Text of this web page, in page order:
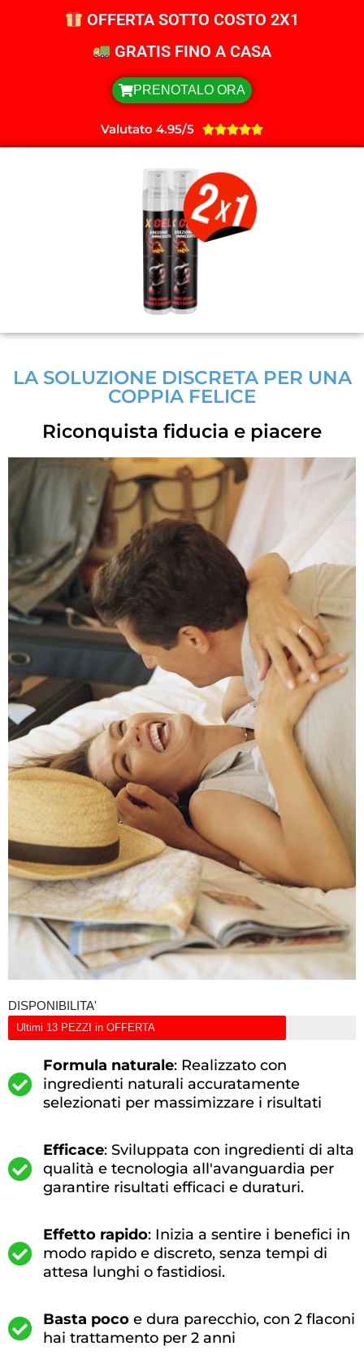
OFFERTA SOTTO COSTO 2X1
GRATIS FINO A CASA
PRENOTALO ORA
Valutato 4.95/5 
LA SOLUZIONE DISCRETA PER UNA
COPPIA FELICE
Riconquista fiducia e piacere
DISPONIBILITA'
Ultimi 13 PEZZI in OFFERTA
Formula naturale: Realizzato con
ingredienti naturali accuratamente
selezionati per massimizzare i risultati
Efficace: Sviluppata con ingredienti di alta
qualità e tecnologia all'avanguardia per
garantire risultati efficaci e duraturi.
Effetto rapido: Inizia a sentire i benefici in
modo rapido e discreto, senza tempi di
attesa lunghi o fastidiosi.
Basta poco e dura parecchio, con 2 flaconi
hai trattamento per 2 anni